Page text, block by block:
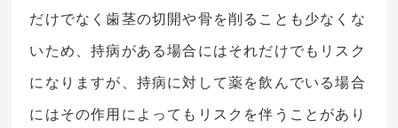
だけでなく歯茎の切開や骨を削ることも少なくな
いため、持病がある場合にはそれだけでもリスク
になりますが、持病に対して薬を飲んでいる場合
にはその作用によってもリスクを伴うことがあり